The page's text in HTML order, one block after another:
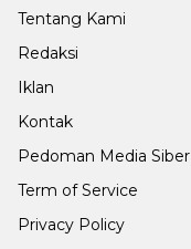
Tentang Kami
Redaksi
Iklan
Kontak
Pedoman Media Siber
Term of Service
Privacy Policy